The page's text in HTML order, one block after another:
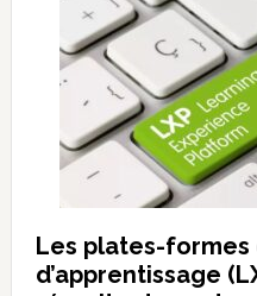
Les plates-formes
d’apprentissage